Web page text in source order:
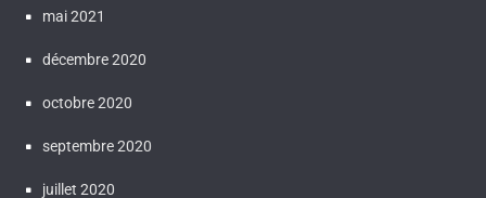
mai 2021
décembre 2020
octobre 2020
septembre 2020
juillet 2020